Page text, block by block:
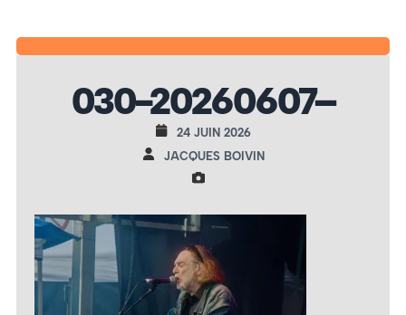
030-20260607–
24 JUIN 2026
JACQUES BOIVIN